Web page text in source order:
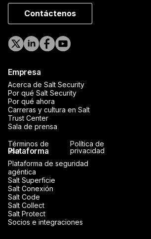
Contáctenos
Empresa
Acerca de Salt Security
Por qué Salt Security
Por qué ahora
Carreras y cultura en Salt
Trust Center
Sala de prensa
Plataforma
Plataforma de seguridad
agéntica
Salt Superficie
Salt Conexión
Salt Code
Salt Collect
Salt Protect
Socios e integraciones
Términos de
uso
Política de
privacidad